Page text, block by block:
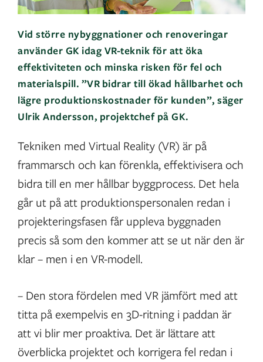
Vid större nybyggnationer och renoveringar
använder GK idag VR-teknik för att öka
effektiviteten och minska risken för fel och
materialspill. ”VR bidrar till ökad hållbarhet och
lägre produktionskostnader för kunden”, säger
Ulrik Andersson, projektchef på GK.
Tekniken med Virtual Reality (VR) är på
frammarsch och kan förenkla, effektivisera och
bidra till en mer hållbar byggprocess. Det hela
går ut på att produktionspersonalen redan i
projekteringsfasen får uppleva byggnaden
precis så som den kommer att se ut när den är
klar – men i en VR-modell.
– Den stora fördelen med VR jämfört med att
titta på exempelvis en 3D-ritning i paddan är
att vi blir mer proaktiva. Det är lättare att
överblicka projektet och korrigera fel redan i